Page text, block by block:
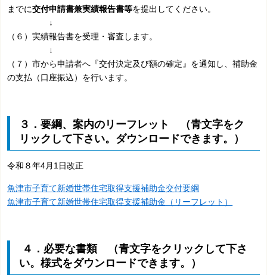
までに交付申請書兼実績報告書等を提出してください。
↓
（６）実績報告書を受理・審査します。
↓
（７）市から申請者へ『交付決定及び額の確定』を通知し、補助金
の支払（口座振込）を行います。
３．要綱、案内のリーフレット （青文字をク
リックして下さい。ダウンロードできます。）
令和８年4月1日改正
魚津市子育て新婚世帯住宅取得支援補助金交付要綱
魚津市子育て新婚世帯住宅取得支援補助金（リーフレット）
４．必要な書類 （青文字をクリックして下さ
い。様式をダウンロードできます。）